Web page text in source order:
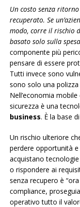
Un costo senza
recuperato. Se
modo, corre il rischio
basato solo sulla
componente più
pensare di essere
Tutti invece sono
sono solo una
Nell’economia
sicurezza è una
business. È la base
Un rischio ulteriore
perdere opportunità
acquistano
o rispondere ai
senza recupero è
compliance,
operativo tutto il